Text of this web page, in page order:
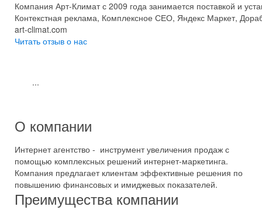
Компания Арт-Климат с 2009 года занимается поставкой и
Контекстная реклама, Комплексное СЕО, Яндекс Маркет,
art-climat.com
Читать отзыв о нас
...
О компании
Интернет агентство - инструмент увеличения продаж с
помощью комплексных решений интернет-маркетинга.
Компания предлагает клиентам эффективные решения по
повышению финансовых и имиджевых показателей.
Преимущества компании